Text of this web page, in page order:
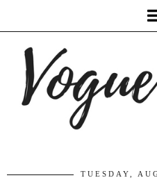
TUESDAY,